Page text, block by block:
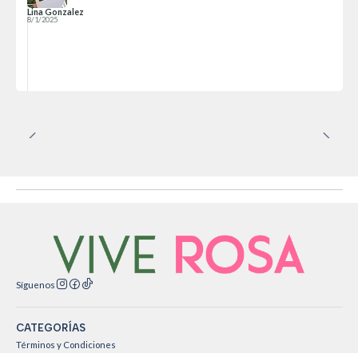
Lina Gonzalez
8/1/2025
Síguenos
CATEGORÍAS
Términos y Condiciones